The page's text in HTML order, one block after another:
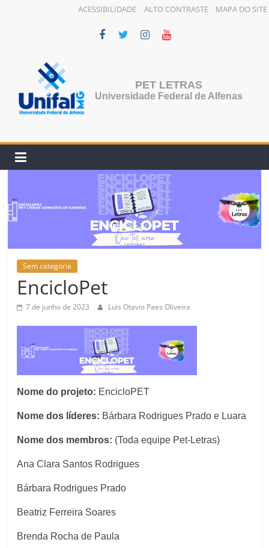
ACESSIBILIDADE ALTO CONTRASTE MAPA DO SITE
conteúdo
PET LETRAS
Universidade Federal de Alfenas
Sem categoria
EncicloPet
7 de junho de 2023 Luis Otavio Paes Oliveira
Nome do projeto: EncicloPET
Nome dos líderes: Bárbara Rodrigues Prado e Luara
Nome dos membros: (Toda equipe Pet-Letras)
Ana Clara Santos Rodrigues
Bárbara Rodrigues Prado
Beatriz Ferreira Soares
Brenda Rocha de Paula